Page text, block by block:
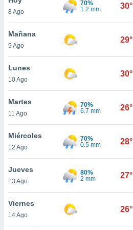
en
más
nuestra
de
cookies
aceptar
8 Ago
70%
1.2 mm
30°
Mañana
9 Ago
29°
Lunes
10 Ago
30°
Martes
11 Ago
70%
6.7 mm
26°
Miércoles
12 Ago
70%
0.5 mm
28°
Jueves
13 Ago
80%
2 mm
27°
Viernes
14 Ago
26°